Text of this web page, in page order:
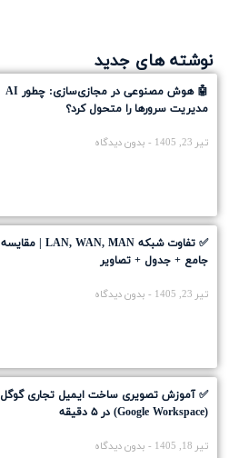
نوشته های جدید
🤖 هوش مصنوعی در مجازی‌سازی: چطور AI
مدیریت سرورها را متحول کرد؟
تیر 23, 1405 بدون دیدگاه
✅ تفاوت شبکه LAN, WAN, MAN | مقایسه
جامع + جدول + تصاویر
تیر 23, 1405 بدون دیدگاه
✅ آموزش تصویری ساخت ایمیل تجاری گوگل
(Google Workspace) در ۵ دقیقه
تیر 18, 1405 بدون دیدگاه